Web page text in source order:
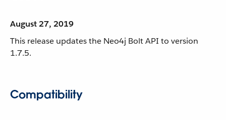
August 27, 2019
This release updates the Neo4j Bolt API to version
1.7.5.
Compatibility